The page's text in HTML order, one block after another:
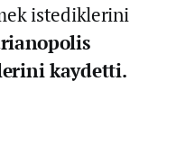
istediklerini
kaydetti.